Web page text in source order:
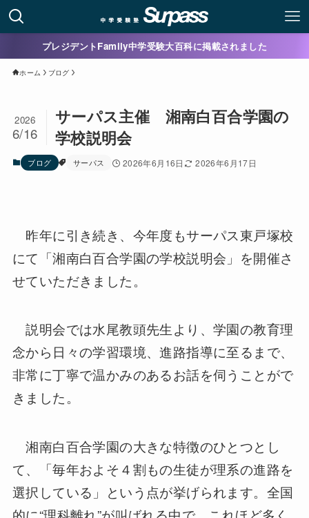
プレジデントFamily中学受験大百科に掲載されました
ホーム ブログ
サーパス主催 湘南白百合学園の
学校説明会
2026
6/16
ブログ サーパス 2026年6月16日 2026年6月17日
昨年に引き続き、今年度もサーパス東戸塚校
にて「湘南白百合学園の学校説明会」を開催さ
せていただきました。
説明会では水尾教頭先生より、学園の教育理
念から日々の学習環境、進路指導に至るまで、
非常に丁寧で温かみのあるお話を伺うことがで
きました。
湘南白百合学園の大きな特徴のひとつとし
て、「毎年およそ４割もの生徒が理系の進路を
選択している」という点が挙げられます。全国
的に“理科離れ”が叫ばれる中で、これほど多く